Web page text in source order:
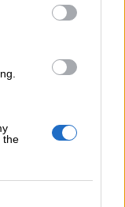
the